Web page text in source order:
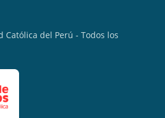
del Perú - Todos los